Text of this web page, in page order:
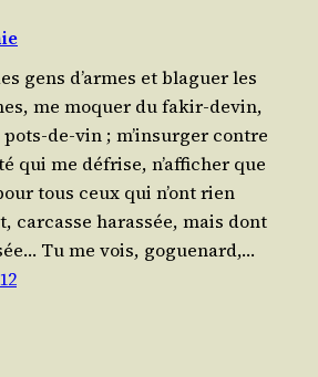
gens d’armes et bla­guer les
me moquer du fakir-devin,
de-vin ; m’in­sur­ger contre
qui me défrise, n’af­fi­cher que
tous ceux qui n’ont rien
car­casse harassée, mais dont
Tu me vois, gogue­nard,…